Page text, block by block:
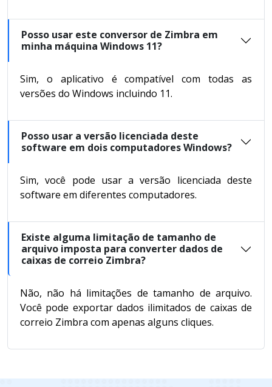
Posso usar este conversor de Zimbra em
minha máquina Windows 11?
Sim, o aplicativo é compatível com todas as
versões do Windows incluindo 11.
Posso usar a versão licenciada deste
software em dois computadores Windows?
Sim, você pode usar a versão licenciada deste
software em diferentes computadores.
Existe alguma limitação de tamanho de
arquivo imposta para converter dados de
caixas de correio Zimbra?
Não, não há limitações de tamanho de arquivo.
Você pode exportar dados ilimitados de caixas de
correio Zimbra com apenas alguns cliques.